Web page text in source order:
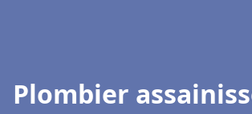
Plombier